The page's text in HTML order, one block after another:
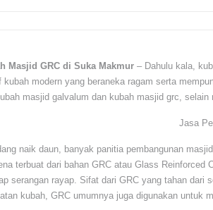
Masjid GRC di Suka Makmur – Dahulu kala,
kubah modern yang beraneka ragam serta
masjid galvalum dan kubah masjid grc,
naik daun, banyak panitia pembangunan
terbuat dari bahan GRC atau Glass
serangan rayap. Sifat dari GRC yang tahan
kubah, GRC umumnya juga digunakan untuk